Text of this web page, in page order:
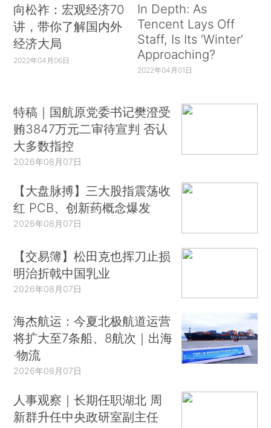
向松祚：宏观经济70
讲，带你了解国内外
经济大局
2022年04月06日
In Depth: As
Tencent Lays Off
Staff, Is Its ‘Winter’
Approaching?
2022年04月01日
特稿｜国航原党委书记樊澄受
贿3847万元二审待宣判 否认
大多数指控
2026年08月07日
【大盘脉搏】三大股指震荡收
红 PCB、创新药概念爆发
2026年08月07日
【交易簿】松田克也挥刀止损
明治折戟中国乳业
2026年08月07日
海杰航运：今夏北极航道运营
将扩大至7条船、8航次｜出海
·物流
2026年08月07日
人事观察｜长期任职湖北 周
新群升任中央政研室副主任